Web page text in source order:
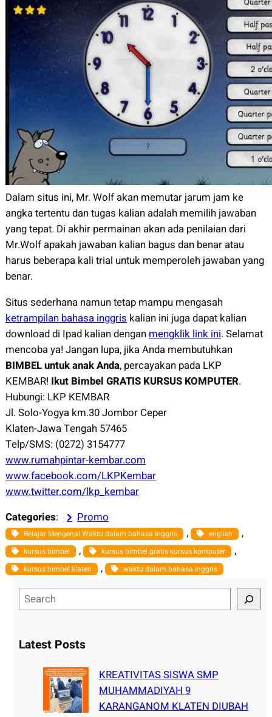
Dalam situs ini, Mr. Wolf akan memutar jarum jam ke
angka tertentu dan tugas kalian adalah memilih jawaban
yang tepat. Di akhir permainan akan ada penilaian dari
Mr.Wolf apakah jawaban kalian bagus dan benar atau
harus beberapa kali trial untuk memperoleh jawaban yang
benar.
Situs sederhana namun tetap mampu mengasah
ketrampilan bahasa inggris kalian ini juga dapat kalian
download di Ipad kalian dengan mengklik link ini. Selamat
mencoba ya! Jangan lupa, jika Anda membutuhkan
BIMBEL untuk anak Anda, percayakan pada LKP
KEMBAR! Ikut Bimbel GRATIS KURSUS KOMPUTER.
Hubungi: LKP KEMBAR
Jl. Solo-Yogya km.30 Jombor Ceper
Klaten-Jawa Tengah 57465
Telp/SMS: (0272) 3154777
www.rumahpintar-kembar.com
www.facebook.com/LKPKembar
www.twitter.com/lkp_kembar
Categories: Promo
Belajar Mengenal Waktu dalam bahasa Inggris , english ,
kursus bimbel , kursus bimbel gratis kursus komputer ,
kursus bimbel klaten , waktu dalam bahasa inggris
e
rLatest Posts
KREATIVITAS SISWA SMP
MUHAMMADIYAH 9
KARANGANOM KLATEN DIUBAH